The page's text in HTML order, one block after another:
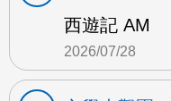
西遊記 AM
2026/07/28